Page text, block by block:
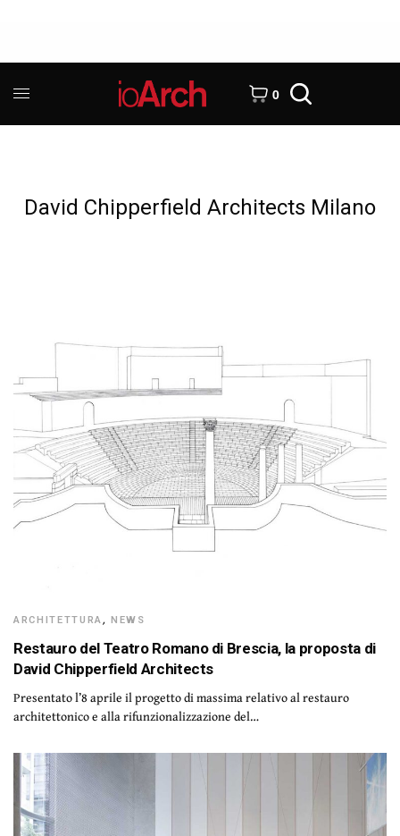
0
David Chipperfield Architects Milano
ARCHITETTURA,NEWS
Restauro del Teatro Romano di Brescia, la proposta di
David Chipperfield Architects
Presentato l’8 aprile il progetto di massima relativo al restauro
architettonico e alla rifunzionalizzazione del…